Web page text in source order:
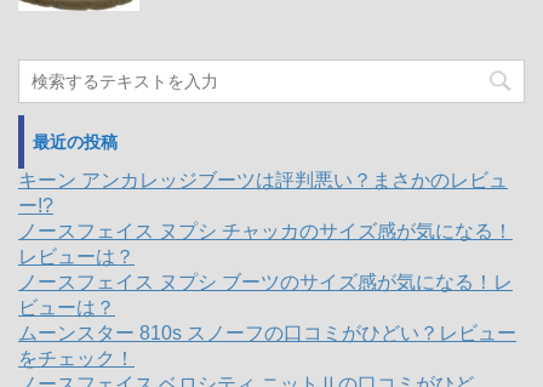
最近の投稿
キーン アンカレッジブーツは評判悪い？まさかのレビュ
ー!?
ノースフェイス ヌプシ チャッカのサイズ感が気になる！
レビューは？
ノースフェイス ヌプシ ブーツのサイズ感が気になる！レ
ビューは？
ムーンスター 810s スノーフの口コミがひどい？レビュー
をチェック！